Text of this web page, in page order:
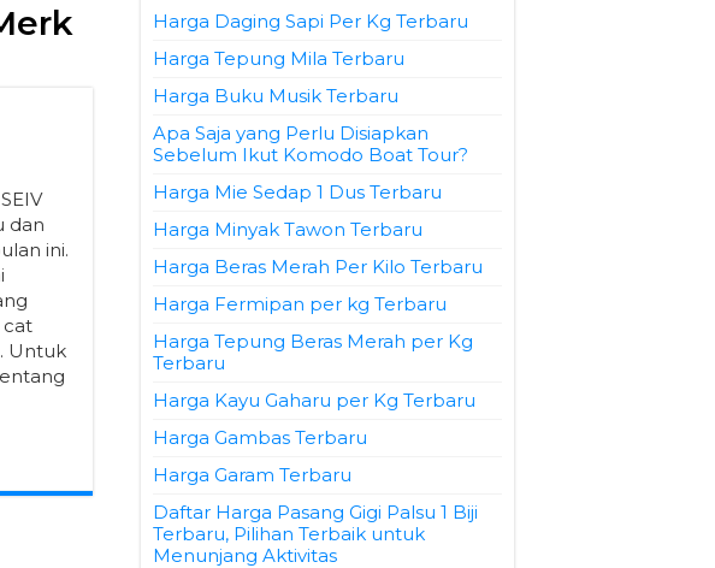
dan
ini.
Untuk
Harga Daging Sapi Per Kg Terbaru
Harga Tepung Mila Terbaru
Harga Buku Musik Terbaru
Apa Saja yang Perlu Disiapkan
Sebelum Ikut Komodo Boat Tour?
Harga Mie Sedap 1 Dus Terbaru
Harga Minyak Tawon Terbaru
Harga Beras Merah Per Kilo Terbaru
Harga Fermipan per kg Terbaru
Harga Tepung Beras Merah per Kg
Terbaru
Harga Kayu Gaharu per Kg Terbaru
Harga Gambas Terbaru
Harga Garam Terbaru
Daftar Harga Pasang Gigi Palsu 1 Biji
Terbaru, Pilihan Terbaik untuk
Menunjang Aktivitas